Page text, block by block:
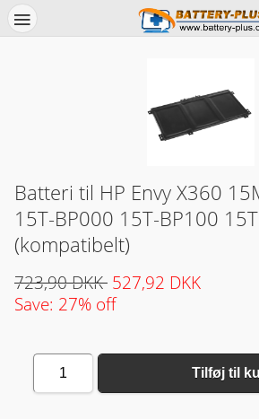
Batteri til HP Envy X360
15T-BP000 15T-BP100
(kompatibelt)
723,90 DKK 527,92 DKK
Save: 27% off
1 Tilføj til